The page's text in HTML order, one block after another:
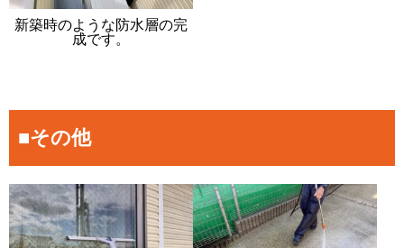
新築時のような防水層の完
成です。
■その他